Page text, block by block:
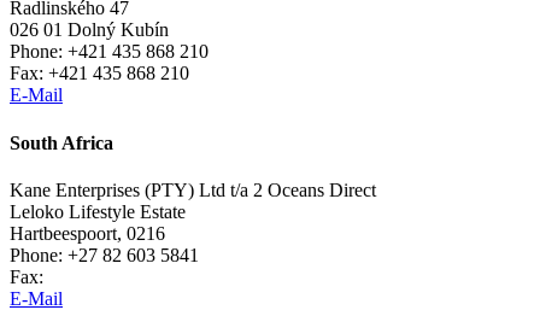
Radlinského 47
026 01 Dolný Kubín
Phone: +421 435 868 210
Fax: +421 435 868 210
E-Mail
South Africa
Kane Enterprises (PTY) Ltd t/a 2 Oceans Direct
Leloko Lifestyle Estate
Hartbeespoort, 0216
Phone: +27 82 603 5841
Fax:
E-Mail